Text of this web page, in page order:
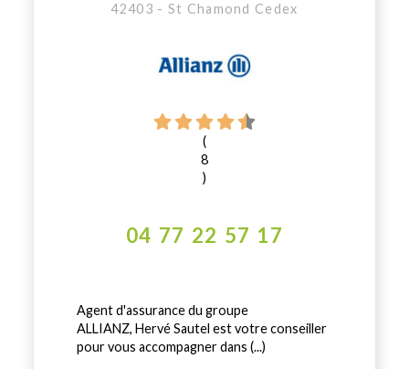
42403 - St Chamond Cedex
(
8
)
04 77 22 57 17
Agent d'assurance du groupe
ALLIANZ, Hervé Sautel est votre conseiller
pour vous accompagner dans (...)